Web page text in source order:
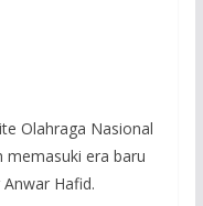
Olahraga Nasional
memasuki era baru
Hafid.